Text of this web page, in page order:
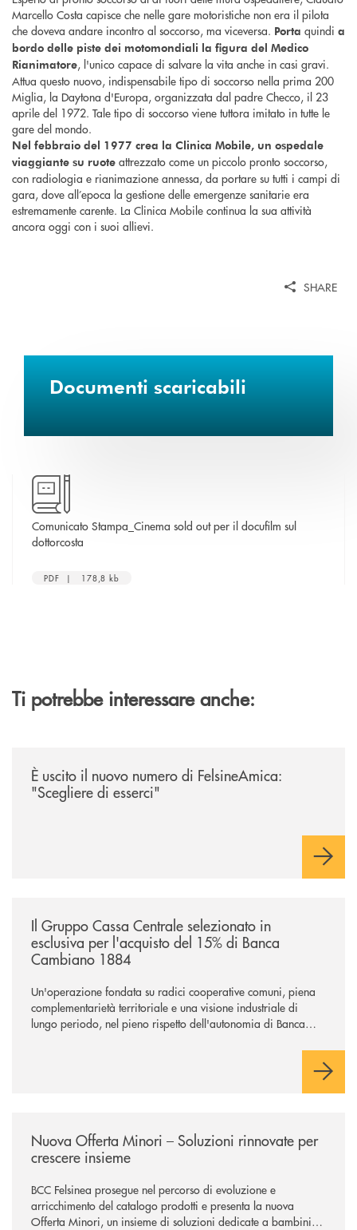
Marcello Costa capisce che nelle gare motoristiche non era il pilota
che doveva andare incontro al soccorso, ma viceversa. Porta quindi a
bordo delle piste dei motomondiali la figura del Medico
Rianimatore, l'unico capace di salvare la vita anche in casi gravi.
Attua questo nuovo, indispensabile tipo di soccorso nella prima 200
Miglia, la Daytona d'Europa, organizzata dal padre Checco, il 23
aprile del 1972. Tale tipo di soccorso viene tuttora imitato in tutte le
gare del mondo.
Nel febbraio del 1977 crea la Clinica Mobile, un ospedale
viaggiante su ruote attrezzato come un piccolo pronto soccorso,
con radiologia e rianimazione annessa, da portare su tutti i campi di
gara, dove all’epoca la gestione delle emergenze sanitarie era
estremamente carente. La Clinica Mobile continua la sua attività
ancora oggi con i suoi allievi.
SHARE
Documenti scaricabili
Comunicato Stampa_Cinema sold out per il docufilm sul
dottorcosta
PDF | 178,8 kb
Ti potrebbe interessare anche:
È uscito il nuovo numero di FelsineAmica:
"Scegliere di esserci"
Il Gruppo Cassa Centrale selezionato in
esclusiva per l'acquisto del 15% di Banca
Cambiano 1884
Un'operazione fondata su radici cooperative comuni, piena
complementarietà territoriale e una visione industriale di
lungo periodo, nel pieno rispetto dell'autonomia di Banca
negoziazione esclusiva per la finalizzazione dell’operazione.
Nuova Offerta Minori – Soluzioni rinnovate per
crescere insieme
BCC Felsinea prosegue nel percorso di evoluzione e
arricchimento del catalogo prodotti e presenta la nuova
Offerta Minori, un insieme di soluzioni dedicate a bambini e